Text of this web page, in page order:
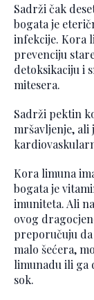
Sadrži čak
bogata je
infekcije. Kora
prevenciju
detoksikaciju i
mitesera.
Sadrži pektin
mršavljenje, ali
Kora limuna
bogata je
imuniteta. Ali
ovog
preporučuju da
malo šećera,
limunadu ili ga
sok.